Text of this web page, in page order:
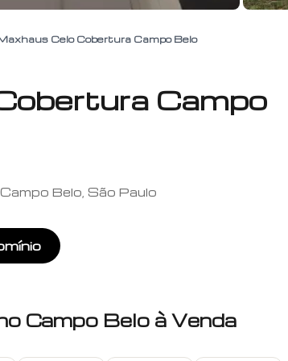
Celo Cobertura Campo Belo
Campo
Belo, São Paulo
Campo Belo à Venda